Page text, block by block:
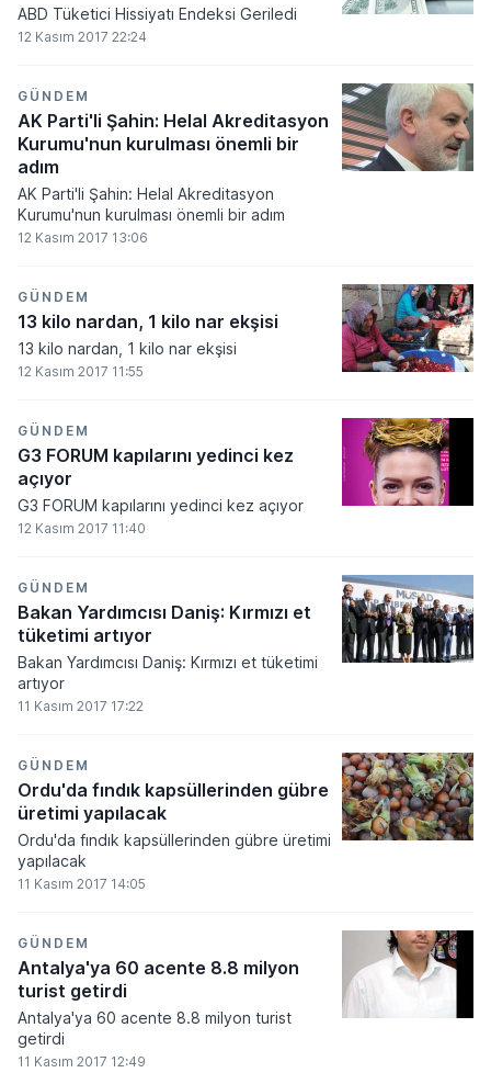
ABD Tüketici Hissiyatı Endeksi Geriledi
12 Kasım 2017 22:24
GÜNDEM
AK Parti'li Şahin: Helal Akreditasyon
Kurumu'nun kurulması önemli bir
adım
AK Parti'li Şahin: Helal Akreditasyon
Kurumu'nun kurulması önemli bir adım
12 Kasım 2017 13:06
GÜNDEM
13 kilo nardan, 1 kilo nar ekşisi
13 kilo nardan, 1 kilo nar ekşisi
12 Kasım 2017 11:55
GÜNDEM
G3 FORUM kapılarını yedinci kez
açıyor
G3 FORUM kapılarını yedinci kez açıyor
12 Kasım 2017 11:40
GÜNDEM
Bakan Yardımcısı Daniş: Kırmızı et
tüketimi artıyor
Bakan Yardımcısı Daniş: Kırmızı et tüketimi
artıyor
11 Kasım 2017 17:22
GÜNDEM
Ordu'da fındık kapsüllerinden gübre
üretimi yapılacak
Ordu'da fındık kapsüllerinden gübre üretimi
yapılacak
11 Kasım 2017 14:05
GÜNDEM
Antalya'ya 60 acente 8.8 milyon
turist getirdi
Antalya'ya 60 acente 8.8 milyon turist
getirdi
11 Kasım 2017 12:49